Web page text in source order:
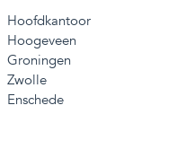
Hoofdkantoor
Hoogeveen
Groningen
Zwolle
Enschede